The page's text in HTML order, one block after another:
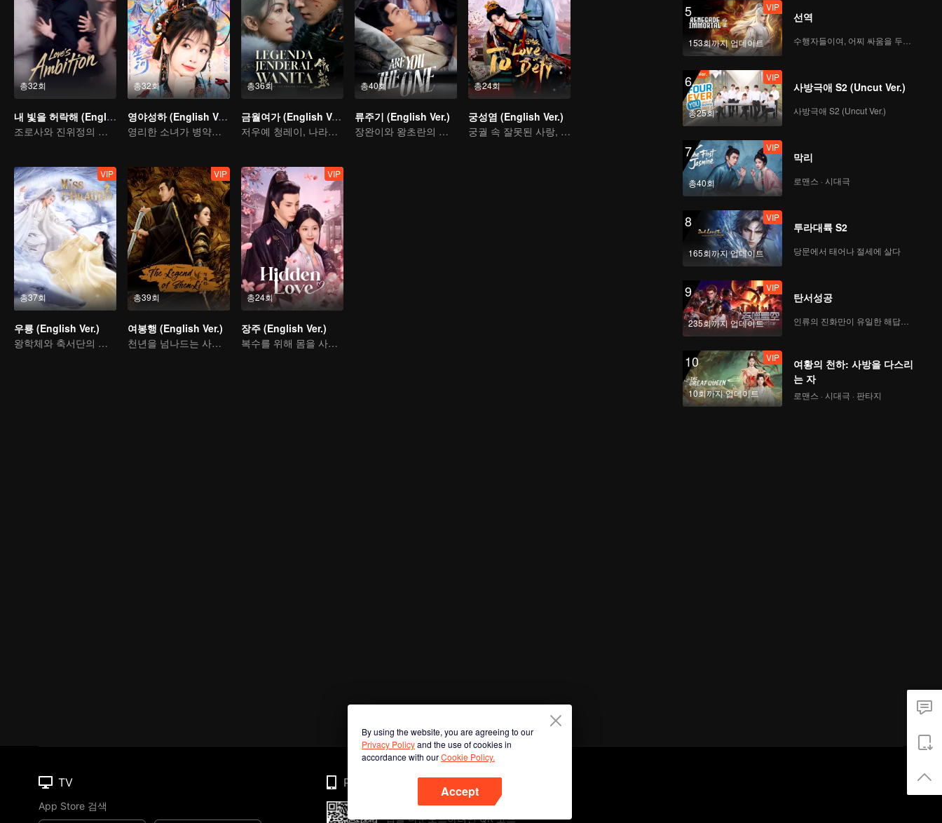
총32회
내 빛을 허락해 (English Ver.)
조로사와 진위정의 참사랑 가설
총32회
영야성하 (English Ver.)
영리한 소녀가 병약을 공략한다
총36회
금월여가 (English Ver.)
저우예 청레이, 나라를 지키는 소년 장군
총40회
류주기 (English Ver.)
장완이와 왕초란의 선혼후애 이야기
총24회
궁성염 (English Ver.)
궁궐 속 잘못된 사랑, 열반 후 새로운 인생
총37회
VIP
우룡 (English Ver.)
왕학체와 축서단의 네 번의 인연
총39회
VIP
여봉행 (English Ver.)
천년을 넘나드는 사랑 이야기
총24회
VIP
장주 (English Ver.)
복수를 위해 몸을 사리지 않는 고문 서녀
5
153회까지 업데이트
VIP
선역
6
총25회
VIP
사방극애 S2 (Uncut Ver.)
사방극애 S2 (Uncut Ver.)
7
총40회
VIP
막리
로맨스 · 시대극
8
165회까지 업데이트
VIP
투라대륙 S2
당문에서 태어나 절세에 살다
9
235회까지 업데이트
VIP
탄서성공
인류의 진화만이 유일한 해답이다
10
10회까지 업데이트
VIP
여황의 천하: 사방을 다스리
는 자
로맨스 · 시대극 · 판타지
By using the website, you are agreeing to our
Privacy Policyand the use of cookies in
accordance with ourCookie Policy.
Accept
TV
App Store 검색
Phone
앱을 다운로드하려면 QR 코드